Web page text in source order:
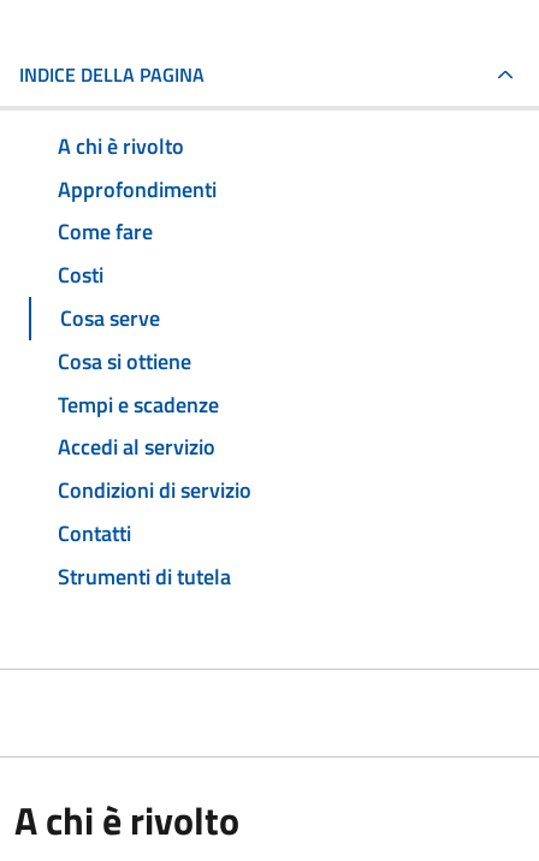
INDICE DELLA PAGINA
A chi è rivolto
Approfondimenti
Come fare
Costi
Cosa serve
Cosa si ottiene
Tempi e scadenze
Accedi al servizio
Condizioni di servizio
Contatti
Strumenti di tutela
A chi è rivolto